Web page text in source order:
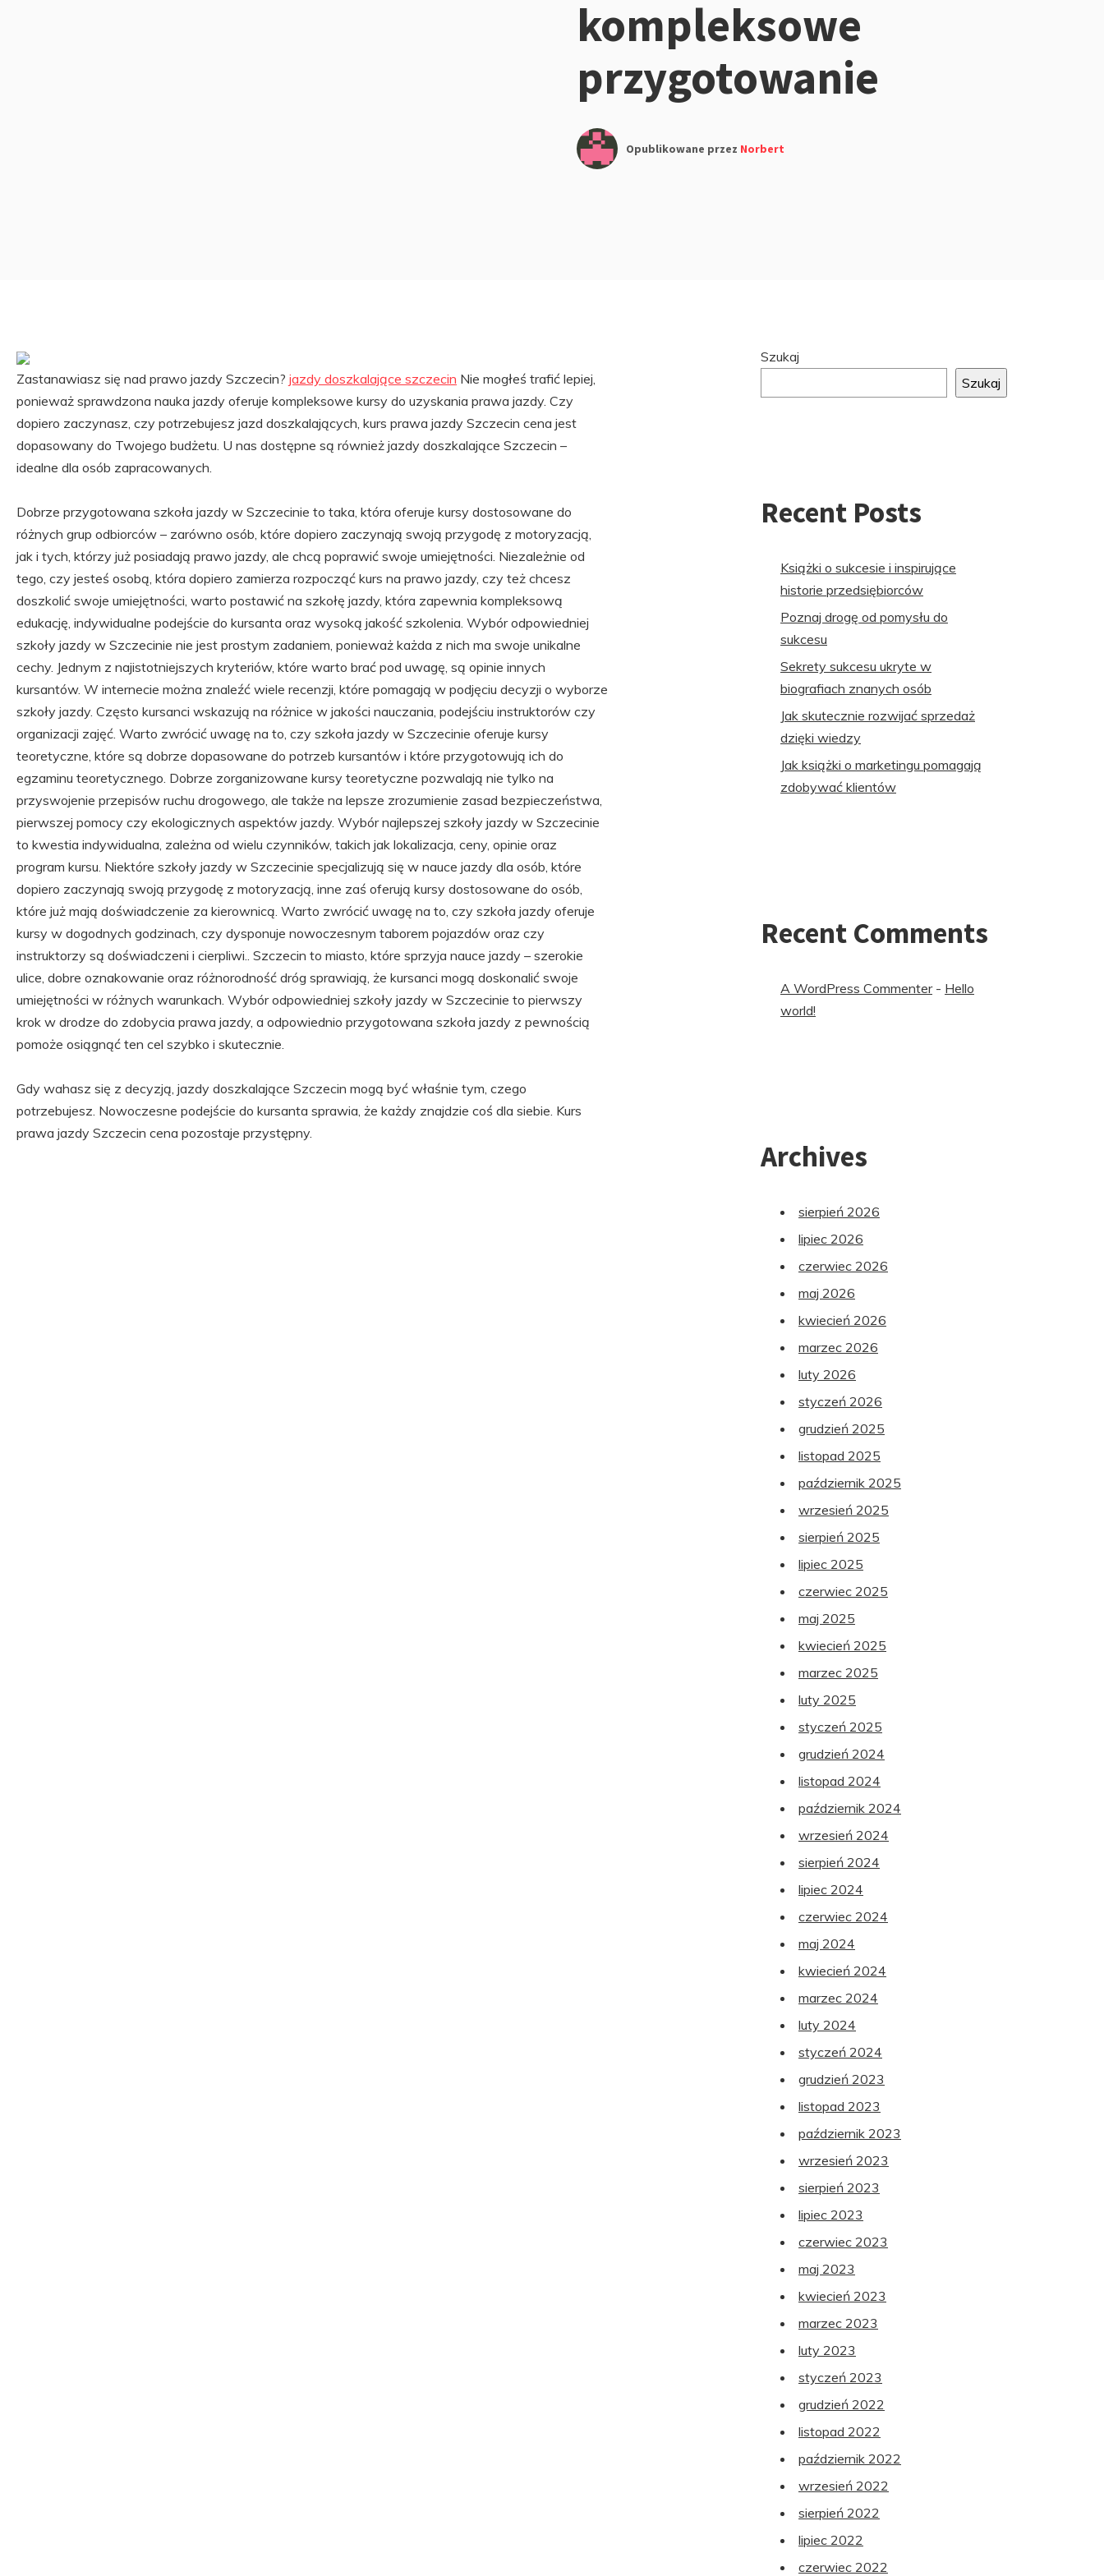
kompleksowe
przygotowanie
Opublikowane przez Norbert
Zastanawiasz się nad prawo jazdy Szczecin? jazdy doszkalające szczecin Nie mogłeś trafić lepiej,
ponieważ sprawdzona nauka jazdy oferuje kompleksowe kursy do uzyskania prawa jazdy. Czy
dopiero zaczynasz, czy potrzebujesz jazd doszkalających, kurs prawa jazdy Szczecin cena jest
dopasowany do Twojego budżetu. U nas dostępne są również jazdy doszkalające Szczecin –
idealne dla osób zapracowanych.
Dobrze przygotowana szkoła jazdy w Szczecinie to taka, która oferuje kursy dostosowane do
różnych grup odbiorców – zarówno osób, które dopiero zaczynają swoją przygodę z motoryzacją,
jak i tych, którzy już posiadają prawo jazdy, ale chcą poprawić swoje umiejętności. Niezależnie od
tego, czy jesteś osobą, która dopiero zamierza rozpocząć kurs na prawo jazdy, czy też chcesz
doszkolić swoje umiejętności, warto postawić na szkołę jazdy, która zapewnia kompleksową
edukację, indywidualne podejście do kursanta oraz wysoką jakość szkolenia. Wybór odpowiedniej
szkoły jazdy w Szczecinie nie jest prostym zadaniem, ponieważ każda z nich ma swoje unikalne
cechy. Jednym z najistotniejszych kryteriów, które warto brać pod uwagę, są opinie innych
kursantów. W internecie można znaleźć wiele recenzji, które pomagają w podjęciu decyzji o wyborze
szkoły jazdy. Często kursanci wskazują na różnice w jakości nauczania, podejściu instruktorów czy
organizacji zajęć. Warto zwrócić uwagę na to, czy szkoła jazdy w Szczecinie oferuje kursy
teoretyczne, które są dobrze dopasowane do potrzeb kursantów i które przygotowują ich do
egzaminu teoretycznego. Dobrze zorganizowane kursy teoretyczne pozwalają nie tylko na
przyswojenie przepisów ruchu drogowego, ale także na lepsze zrozumienie zasad bezpieczeństwa,
pierwszej pomocy czy ekologicznych aspektów jazdy. Wybór najlepszej szkoły jazdy w Szczecinie
to kwestia indywidualna, zależna od wielu czynników, takich jak lokalizacja, ceny, opinie oraz
program kursu. Niektóre szkoły jazdy w Szczecinie specjalizują się w nauce jazdy dla osób, które
dopiero zaczynają swoją przygodę z motoryzacją, inne zaś oferują kursy dostosowane do osób,
które już mają doświadczenie za kierownicą. Warto zwrócić uwagę na to, czy szkoła jazdy oferuje
kursy w dogodnych godzinach, czy dysponuje nowoczesnym taborem pojazdów oraz czy
instruktorzy są doświadczeni i cierpliwi.. Szczecin to miasto, które sprzyja nauce jazdy – szerokie
ulice, dobre oznakowanie oraz różnorodność dróg sprawiają, że kursanci mogą doskonalić swoje
umiejętności w różnych warunkach. Wybór odpowiedniej szkoły jazdy w Szczecinie to pierwszy
krok w drodze do zdobycia prawa jazdy, a odpowiednio przygotowana szkoła jazdy z pewnością
pomoże osiągnąć ten cel szybko i skutecznie.
Gdy wahasz się z decyzją, jazdy doszkalające Szczecin mogą być właśnie tym, czego
potrzebujesz. Nowoczesne podejście do kursanta sprawia, że każdy znajdzie coś dla siebie. Kurs
prawa jazdy Szczecin cena pozostaje przystępny.
Przejdź
stopki
Szukaj
Szukaj
Recent Posts
Książki o sukcesie i inspirujące
historie przedsiębiorców
Poznaj drogę od pomysłu do
sukcesu
Sekrety sukcesu ukryte w
biografiach znanych osób
Jak skutecznie rozwijać sprzedaż
dzięki wiedzy
Jak książki o marketingu pomagają
zdobywać klientów
Recent Comments
A WordPress Commenter- Hello
world!
Archives
sierpień 2026
lipiec 2026
czerwiec 2026
maj 2026
kwiecień 2026
marzec 2026
luty 2026
styczeń 2026
grudzień 2025
listopad 2025
październik 2025
wrzesień 2025
sierpień 2025
lipiec 2025
czerwiec 2025
maj 2025
kwiecień 2025
marzec 2025
luty 2025
styczeń 2025
grudzień 2024
listopad 2024
październik 2024
wrzesień 2024
sierpień 2024
lipiec 2024
czerwiec 2024
maj 2024
kwiecień 2024
marzec 2024
luty 2024
styczeń 2024
grudzień 2023
listopad 2023
październik 2023
wrzesień 2023
sierpień 2023
lipiec 2023
czerwiec 2023
maj 2023
kwiecień 2023
marzec 2023
luty 2023
styczeń 2023
grudzień 2022
listopad 2022
październik 2022
wrzesień 2022
sierpień 2022
lipiec 2022
czerwiec 2022